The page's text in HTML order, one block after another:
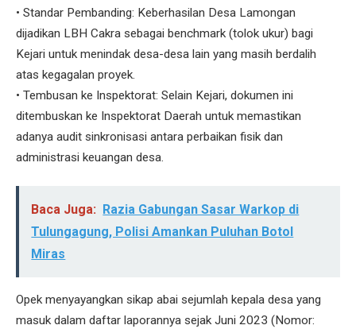
• ​Standar Pembanding: Keberhasilan Desa Lamongan
dijadikan LBH Cakra sebagai benchmark (tolok ukur) bagi
Kejari untuk menindak desa-desa lain yang masih berdalih
atas kegagalan proyek.
• ​Tembusan ke Inspektorat: Selain Kejari, dokumen ini
ditembuskan ke Inspektorat Daerah untuk memastikan
adanya audit sinkronisasi antara perbaikan fisik dan
administrasi keuangan desa.
Baca Juga: Razia Gabungan Sasar Warkop di
Tulungagung, Polisi Amankan Puluhan Botol
Miras
​Opek menyayangkan sikap abai sejumlah kepala desa yang
masuk dalam daftar laporannya sejak Juni 2023 (Nomor: